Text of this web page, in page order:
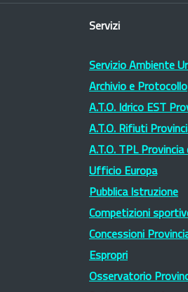
Servizi
Servizio Ambiente
Archivio e Protocollo
A.T.O. Idrico EST
A.T.O. Rifiuti
A.T.O. TPL Provincia
Ufficio Europa
Pubblica Istruzione
Competizioni
Concessioni
Espropri
Osservatorio